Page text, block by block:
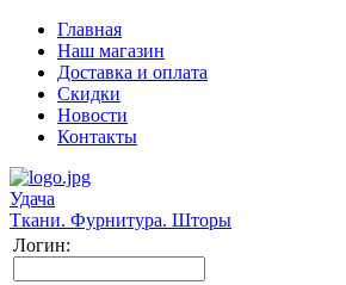
Главная
Наш магазин
Доставка и оплата
Скидки
Новости
Контакты
Удача
Ткани. Фурнитура. Шторы
Логин: